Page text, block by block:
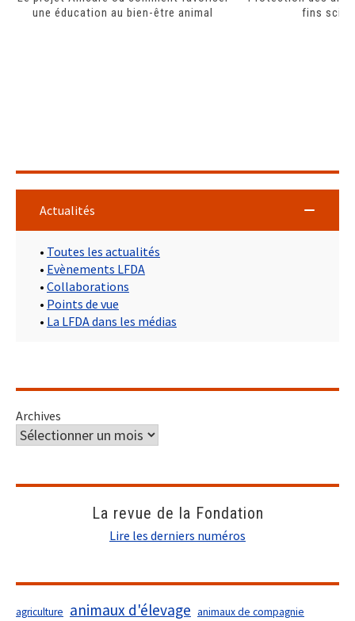
une éducation au bien-être animal
fins
Actualités
• Toutes les actualités
• Evènements LFDA
• Collaborations
• Points de vue
• La LFDA dans les médias
Archives
La revue de la Fondation
Lire les derniers numéros
agriculture animaux d'élevage animaux de compagnie